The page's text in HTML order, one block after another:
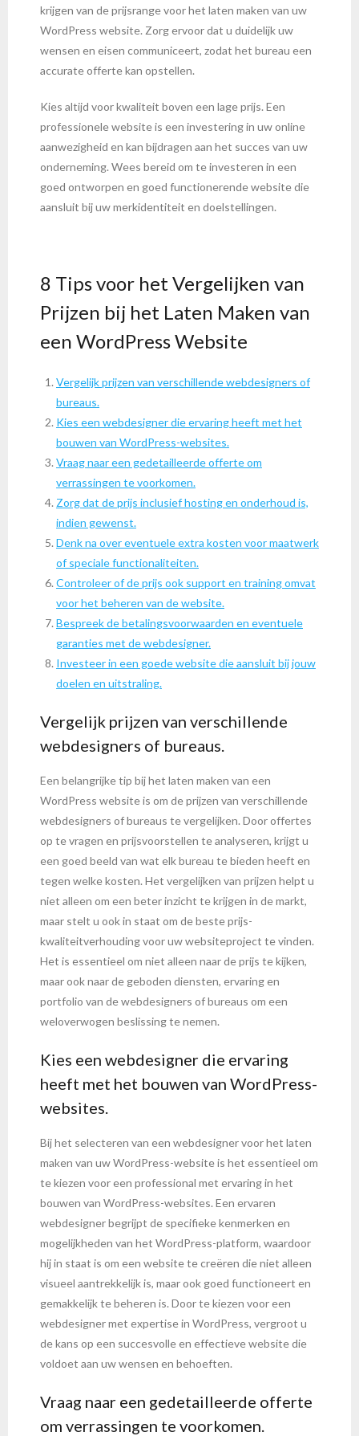
krijgen van de prijsrange voor het laten maken van uw
WordPress website. Zorg ervoor dat u duidelijk uw
wensen en eisen communiceert, zodat het bureau een
accurate offerte kan opstellen.
Kies altijd voor kwaliteit boven een lage prijs. Een
professionele website is een investering in uw online
aanwezigheid en kan bijdragen aan het succes van uw
onderneming. Wees bereid om te investeren in een
goed ontworpen en goed functionerende website die
aansluit bij uw merkidentiteit en doelstellingen.
8 Tips voor het Vergelijken van
Prijzen bij het Laten Maken van
een WordPress Website
Vergelijk prijzen van verschillende webdesigners of
bureaus.
Kies een webdesigner die ervaring heeft met het
bouwen van WordPress-websites.
Vraag naar een gedetailleerde offerte om
verrassingen te voorkomen.
Zorg dat de prijs inclusief hosting en onderhoud is,
indien gewenst.
Denk na over eventuele extra kosten voor maatwerk
of speciale functionaliteiten.
Controleer of de prijs ook support en training omvat
voor het beheren van de website.
Bespreek de betalingsvoorwaarden en eventuele
garanties met de webdesigner.
Investeer in een goede website die aansluit bij jouw
doelen en uitstraling.
Vergelijk prijzen van verschillende
webdesigners of bureaus.
Een belangrijke tip bij het laten maken van een
WordPress website is om de prijzen van verschillende
webdesigners of bureaus te vergelijken. Door offertes
op te vragen en prijsvoorstellen te analyseren, krijgt u
een goed beeld van wat elk bureau te bieden heeft en
tegen welke kosten. Het vergelijken van prijzen helpt u
niet alleen om een beter inzicht te krijgen in de markt,
maar stelt u ook in staat om de beste prijs-
kwaliteitverhouding voor uw websiteproject te vinden.
Het is essentieel om niet alleen naar de prijs te kijken,
maar ook naar de geboden diensten, ervaring en
portfolio van de webdesigners of bureaus om een
weloverwogen beslissing te nemen.
Kies een webdesigner die ervaring
heeft met het bouwen van WordPress-
websites.
Bij het selecteren van een webdesigner voor het laten
maken van uw WordPress-website is het essentieel om
te kiezen voor een professional met ervaring in het
bouwen van WordPress-websites. Een ervaren
webdesigner begrijpt de specifieke kenmerken en
mogelijkheden van het WordPress-platform, waardoor
hij in staat is om een website te creëren die niet alleen
visueel aantrekkelijk is, maar ook goed functioneert en
gemakkelijk te beheren is. Door te kiezen voor een
webdesigner met expertise in WordPress, vergroot u
de kans op een succesvolle en effectieve website die
voldoet aan uw wensen en behoeften.
Vraag naar een gedetailleerde offerte
om verrassingen te voorkomen.